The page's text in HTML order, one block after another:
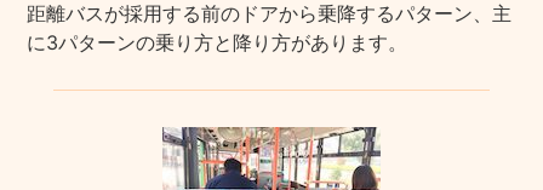
距離バスが採用する前のドアから乗降するパターン、主
に3パターンの乗り方と降り方があります。